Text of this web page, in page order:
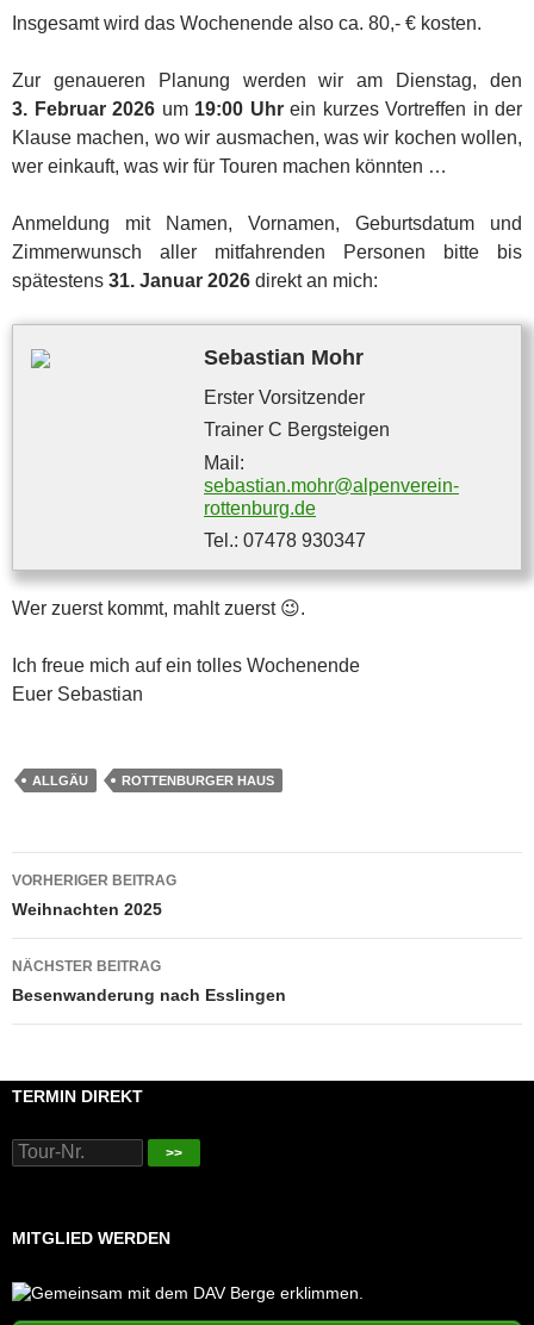
Insgesamt wird das Wochenende also ca. 80,‑ € kosten.
Zur genaueren Planung werden wir am Dienstag, den
3. Februar 2026 um 19:00 Uhrein kurzes Vortreffen in der
Klause machen, wo wir ausmachen, was wir kochen wollen,
wer einkauft, was wir für Touren machen könnten …
Anmeldung mit Namen, Vornamen, Geburtsdatum und
Zimmerwunsch aller mitfahrenden Personen bitte bis
spätestens 31. Januar 2026 direkt an mich:
Sebastian Mohr
Erster Vorsitzender
Trainer C Bergsteigen
Mail:
sebastian.mohr@alpenverein-
rottenburg.de
Tel.: 07478 930347
Wer zuerst kommt, mahlt zuerst 😉.
Ich freue mich auf ein tolles Wochenende
Euer Sebastian
ALLGÄU ROTTENBURGER HAUS
Beitragsnavigation
VORHERIGER BEITRAG
Weihnachten 2025
NÄCHSTER BEITRAG
Besenwanderung nach Esslingen
TERMIN DIREKT
>>
MITGLIED WERDEN